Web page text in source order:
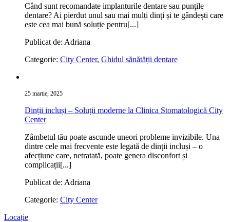
Când sunt recomandate implanturile dentare sau punțile
dentare? Ai pierdut unul sau mai mulți dinți și te gândești care
este cea mai bună soluție pentru[...]
Publicat de: Adriana
Categorie: City Center, Ghidul sănătății dentare
25 martie, 2025
Dinții incluși – Soluții moderne la Clinica Stomatologică City
Center
Zâmbetul tău poate ascunde uneori probleme invizibile. Una
dintre cele mai frecvente este legată de dinții incluși – o
afecțiune care, netratată, poate genera disconfort și
complicații[...]
Publicat de: Adriana
Categorie: City Center
Locație